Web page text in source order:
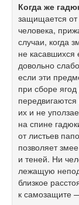
Когда же
защищается от
человека,
случаи, когда
не касавшихся
довольно
если эти
при сборе
их и не
на спине
от листьев
позволяет
и теней. Ни
лежащую
близкое
к самозащите